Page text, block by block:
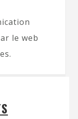
le web